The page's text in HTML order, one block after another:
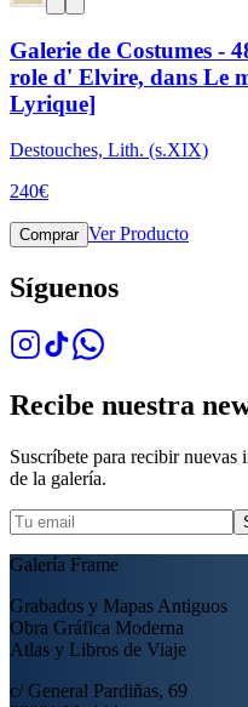
Galerie de Costumes -
role d' Elvire, dans Le
Lyrique]
Destouches, Lith. (s.XIX)
240€
Comprar Ver Producto
Síguenos
Recibe nuestra
Suscríbete para recibir
de la galería.
Galería Frame
Grabados y Mapas Antiguos
Obra Gráfica Moderna
Atlas y Libros de Viaje
c/ General Pardiñas, 69